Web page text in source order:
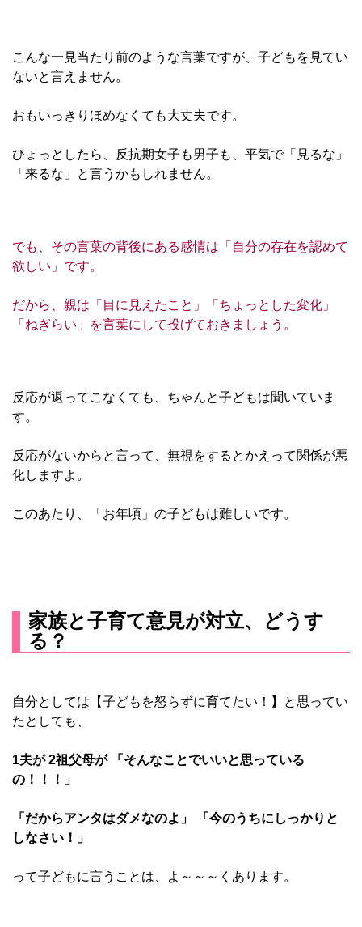
こんな一見当たり前のような言葉ですが、子どもを見てい
ないと言えません。
おもいっきりほめなくても大丈夫です。
ひょっとしたら、反抗期女子も男子も、平気で「見るな」
「来るな」と言うかもしれません。
でも、その言葉の背後にある感情は「自分の存在を認めて
欲しい」です。
だから、親は「目に見えたこと」「ちょっとした変化」
「ねぎらい」を言葉にして投げておきましょう。
反応が返ってこなくても、ちゃんと子どもは聞いていま
す。
反応がないからと言って、無視をするとかえって関係が悪
化しますよ。
このあたり、「お年頃」の子どもは難しいです。
家族と子育て意見が対立、どうす
る？
自分としては【子どもを怒らずに育てたい！】と思ってい
たとしても、
1夫が 2祖父母が 「そんなことでいいと思っている
の！！！」
「だからアンタはダメなのよ」 「今のうちにしっかりと
しなさい！」
って子どもに言うことは、よ～～～くあります。